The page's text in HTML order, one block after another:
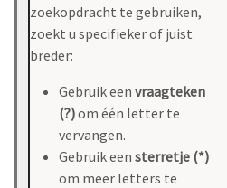
zoekopdracht te gebruiken,
zoekt u specifieker of juist
breder:
Gebruik een vraagteken
(?)om één letter te
vervangen.
Gebruik een sterretje (*)
om meer letters te